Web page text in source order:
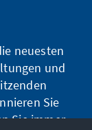
neuesten
und
Sie
Sie immer